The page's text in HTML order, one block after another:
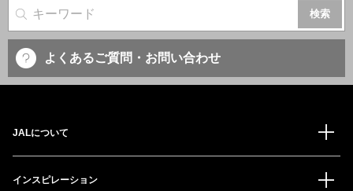
サイト内検索
よくあるご質問・お問い合わせ
JALについて
インスピレーション